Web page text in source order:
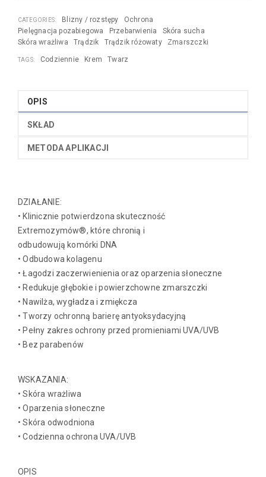
CATEGORIES: Blizny / rozstępy
Ochrona
Pielęgnacja pozabiegowa
Przebarwienia
Skóra sucha
Skóra wrażliwa
Trądzik Trądzik różowaty Zmarszczki
TAGS: Codziennie Krem Twarz
OPIS
SKŁAD
METODA APLIKACJI
DZIAŁANIE:
• Klinicznie potwierdzona skuteczność
Extremozymów®, które chronią i
odbudowują komórki DNA
• Odbudowa kolagenu
• Łagodzi zaczerwienienia oraz oparzenia słoneczne
• Redukuje głębokie i powierzchowne zmarszczki
• Nawilża, wygładza i zmiękcza
• Tworzy ochronną barierę antyoksydacyjną
• Pełny zakres ochrony przed promieniami UVA/UVB
• Bez parabenów
WSKAZANIA:
• Skóra wrażliwa
• Oparzenia słoneczne
• Skóra odwodniona
• Codzienna ochrona UVA/UVB
OPIS